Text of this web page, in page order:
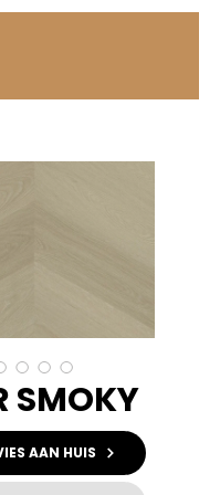
SMOKY
AAN HUIS